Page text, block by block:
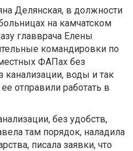
Делянская, в должности
на камчатском
главврача Елены
командировки по
ФАПах без
канализации, воды и так
отправили работать в
без удобств,
там порядок, наладила
писала заявки, что